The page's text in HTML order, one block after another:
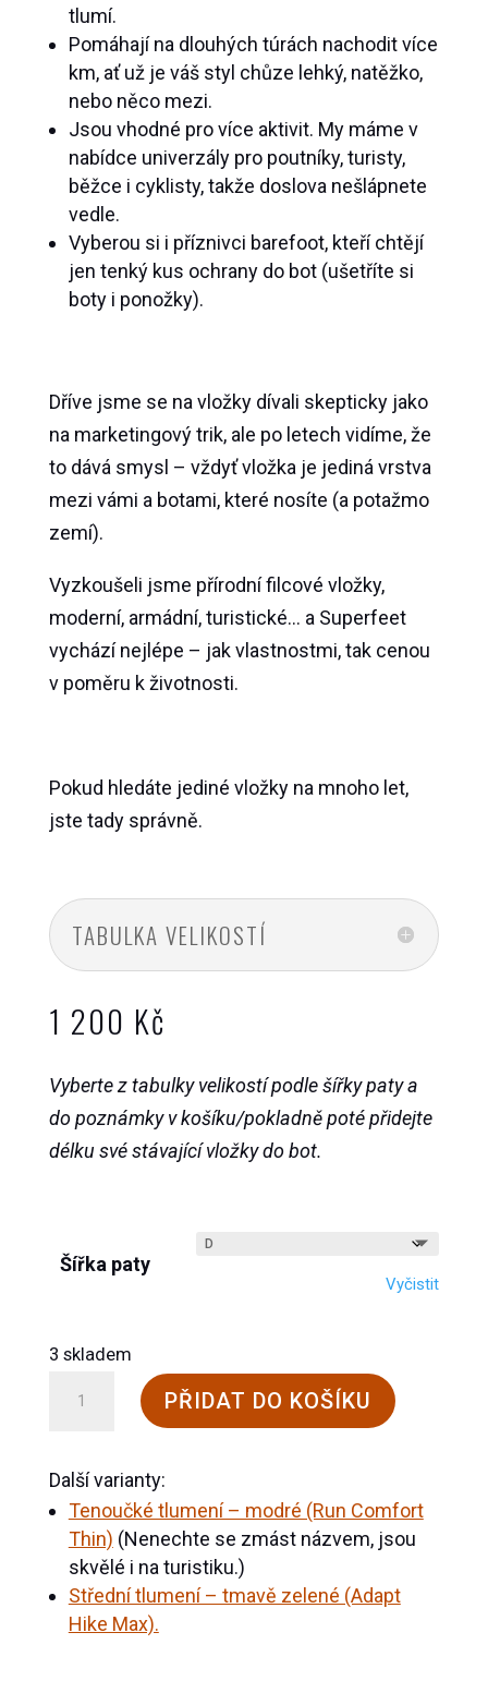
tlumí.
Pomáhají na dlouhých túrách nachodit více
km, ať už je váš styl chůze lehký, natěžko,
nebo něco mezi.
Jsou vhodné pro více aktivit. My máme v
nabídce univerzály pro poutníky, turisty,
běžce i cyklisty, takže doslova nešlápnete
vedle.
Vyberou si i příznivci barefoot, kteří chtějí
jen tenký kus ochrany do bot (ušetříte si
boty i ponožky).
Dříve jsme se na vložky dívali skepticky jako
na marketingový trik, ale po letech vidíme, že
to dává smysl – vždyť vložka je jediná vrstva
mezi vámi a botami, které nosíte (a potažmo
zemí).
Vyzkoušeli jsme přírodní filcové vložky,
moderní, armádní, turistické… a Superfeet
vychází nejlépe – jak vlastnostmi, tak cenou
v poměru k životnosti.
Pokud hledáte jediné vložky na mnoho let,
jste tady správně.
TABULKA VELIKOSTÍ
1 200 Kč
Vyberte z tabulky velikostí podle šířky paty a
do poznámky v košíku/pokladně poté přidejte
délku své stávající vložky do bot.
Šířka paty
Vyčistit
3 skladem
Superfeet
-
silně
tlumící
(Green)
PŘIDAT DO KOŠÍKU
Další varianty:
Tenoučké tlumení – modré (Run Comfort
Thin) (Nenechte se zmást názvem, jsou
skvělé i na turistiku.)
Střední tlumení – tmavě zelené (Adapt
Hike Max).